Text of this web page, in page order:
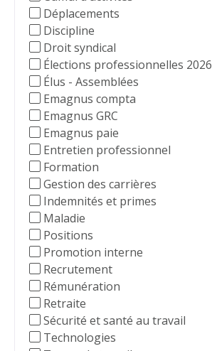
Déplacements
Discipline
Droit syndical
Élections professionnelles 2026
Élus - Assemblées
Emagnus compta
Emagnus GRC
Emagnus paie
Entretien professionnel
Formation
Gestion des carrières
Indemnités et primes
Maladie
Positions
Promotion interne
Recrutement
Rémunération
Retraite
Sécurité et santé au travail
Technologies
Se connecter
Login